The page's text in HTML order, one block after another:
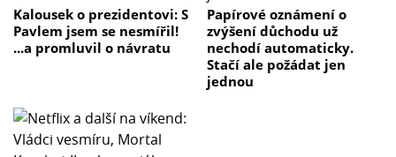
Kalousek o prezidentovi: S
Pavlem jsem se nesmířil!
...a promluvil o návratu
Papírové oznámení o
zvýšení důchodu už
nechodí automaticky.
Stačí ale požádat jen
jednou